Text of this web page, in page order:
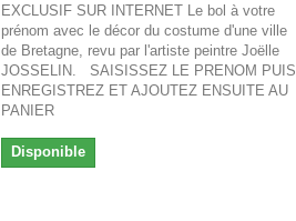
EXCLUSIF SUR INTERNET Le bol à votre
prénom avec le décor du costume d'une ville
de Bretagne, revu par l'artiste peintre Joëlle
JOSSELIN. SAISISSEZ LE PRENOM PUIS
ENREGISTREZ ET AJOUTEZ ENSUITE AU
PANIER
Disponible